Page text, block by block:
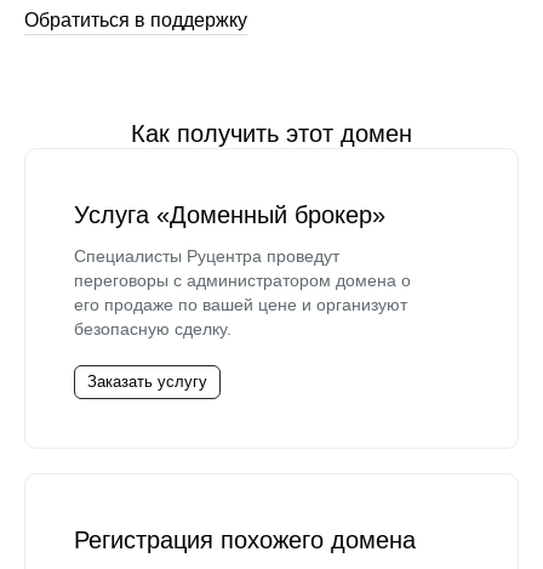
Обратиться в поддержку
Как получить этот домен
Услуга «Доменный брокер»
Специалисты Руцентра проведут
переговоры с администратором домена о
его продаже по вашей цене и организуют
безопасную сделку.
Заказать услугу
Регистрация похожего домена